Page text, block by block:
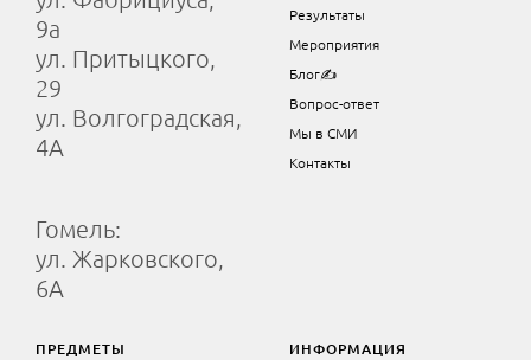
9а
ул. Притыцкого,
29
ул. Волгоградская,
4А
Гомель:
ул. Жарковского,
6А
Результаты
Мероприятия
Блог✍
Вопрос-ответ
Мы в СМИ
Контакты
ПРЕДМЕТЫ ИНФОРМАЦИЯ